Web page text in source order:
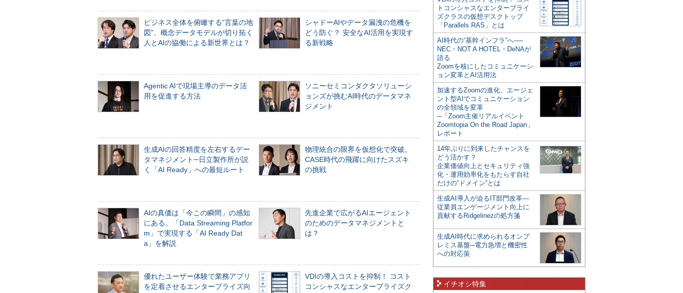
ビジネス全体を俯瞰する“言葉の地
図”、概念データモデルが切り拓く
人とAIの協働による新世界とは？
シャドーAIやデータ漏洩の危機を
どう防ぐ？ 安全なAI活用を実現す
る新戦略
Agentic AIで現場主導のデータ活
用を促進する方法
ソニーセミコンダクタソリューシ
ョンズが挑むAI時代のデータマネ
ジメント
生成AIの回答精度を左右するデー
タマネジメント─日立製作所が説
く「AI Ready」への最短ルート
物理統合の限界を仮想化で突破。
CASE時代の飛躍に向けたスズキ
の挑戦
AIの真価は「今この瞬間」の感知
にある。「Data Streaming Platfor
m」で実現する「AI Ready Dat
a」を解説
先進企業で広がるAIエージェント
のためのデータマネジメントと
は？
優れたユーザー体験で業務アプリ
を定着させるエンタープライズ向
VDIの導入コストを抑制！ コスト
コンシャスなエンタープライズク
トコンシャスなエンタープライ
ズクラスの仮想デスクトップ
「Parallels RAS」とは
AI時代の“基幹インフラ”へ──
NEC・NOT A HOTEL・DeNAが
語る
Zoomを核にしたコミュニケーシ
ョン変革とAI活用法
加速するZoomの進化、エージェ
ント型AIでコミュニケーション
の全領域を変革
─「Zoom主催リアルイベント
Zoomtopia On the Road Japan」
レポート
14年ぶりに到来したチャンスを
どう活かす？
企業価値向上とセキュリティ強
化・運用効率化をもたらす自社
だけの“ドメイン”とは
生成AI導入が迫るIT部門改革―
従業員エンゲージメント向上に
貢献するRidgelinezの処方箋
生成AI時代に求められるオンプ
レミス基盤─電力急増と機密性
への対応策
イチオシ特集